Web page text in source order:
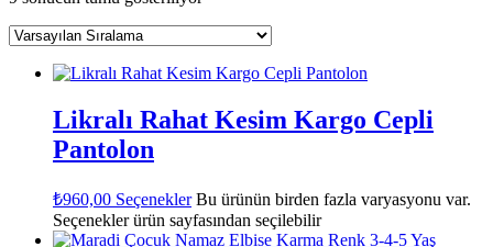
Likralı Rahat Kesim Kargo Cepli
Pantolon
₺960,00 Seçenekler Bu ürünün birden fazla varyasyonu var.
Seçenekler ürün sayfasından seçilebilir